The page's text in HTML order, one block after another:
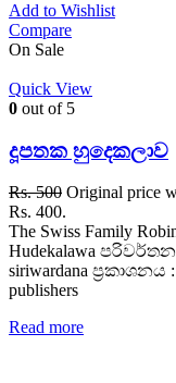
Add to Wishlist
Compare
On Sale
Quick View
0 out of 5
දූපතක හුදෙකලාව
Rs.500 Original price
Rs. 400.
The Swiss Family
Hudekalawa
siriwardana
publishers
Read more